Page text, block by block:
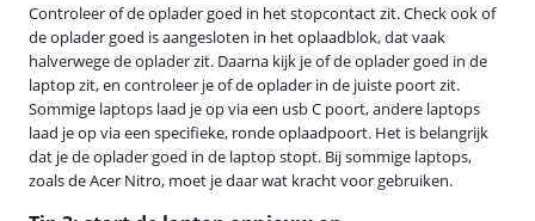
Controleer of de oplader goed in het stopcontact zit. Check ook of
de oplader goed is aangesloten in het oplaadblok, dat vaak
halverwege de oplader zit. Daarna kijk je of de oplader goed in de
laptop zit, en controleer je of de oplader in de juiste poort zit.
Sommige laptops laad je op via een usb C poort, andere laptops
laad je op via een specifieke, ronde oplaadpoort. Het is belangrijk
dat je de oplader goed in de laptop stopt. Bij sommige laptops,
zoals de Acer Nitro, moet je daar wat kracht voor gebruiken.